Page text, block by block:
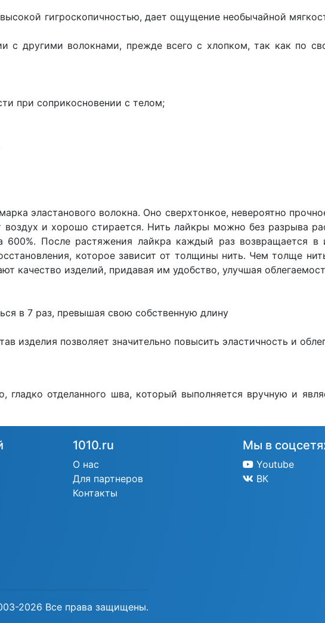
гигроскопичностью, дает ощущение необычайной
с другими волокнами, прежде всего с хлопком, так как по
при соприкосновении с телом;
эластанового волокна. Оно сверхтонкое, невероятно
воздух и хорошо стирается. Нить лайкры можно без разрыва
После растяжения лайкра каждый раз возвращается в
которое зависит от толщины нить. Чем толще
качество изделий, придавая им удобство, улучшая
в 7 раз, превышая свою собственную длину
изделия позволяет значительно повысить эластичность и
гладко отделанного шва, который выполняется вручную и
1010.ru
О нас
Для партнеров
Контакты
Мы в
Youtube
ВК
2026 Все права защищены.